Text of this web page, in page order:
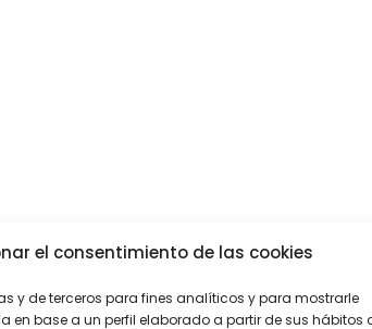
el consentimiento de las cookies
y de terceros para fines analíticos y para mostrarle
en base a un perfil elaborado a partir de sus hábitos